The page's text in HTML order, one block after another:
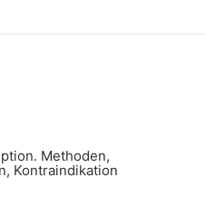
Methoden,
Kontraindikation